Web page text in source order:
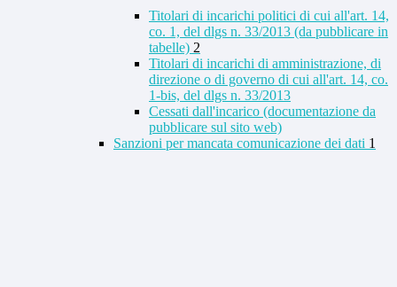
Titolari di incarichi politici di cui all'art. 14,
co. 1, del dlgs n. 33/2013 (da pubblicare in
tabelle) 2
Titolari di incarichi di amministrazione, di
direzione o di governo di cui all'art. 14, co.
1-bis, del dlgs n. 33/2013
Cessati dall'incarico (documentazione da
pubblicare sul sito web)
Sanzioni per mancata comunicazione dei dati 1